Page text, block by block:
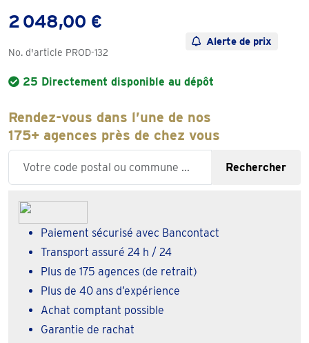
Alerte de prix
2 048,00 €
No. d'article PROD-132
25 Directement disponible au dépôt
Rendez-vous dans l’une de nos
175+ agences près de chez vous
Rechercher
Paiement sécurisé avec Bancontact
Transport assuré 24 h / 24
Plus de 175 agences (de retrait)
Plus de 40 ans d’expérience
Achat comptant possible
Garantie de rachat